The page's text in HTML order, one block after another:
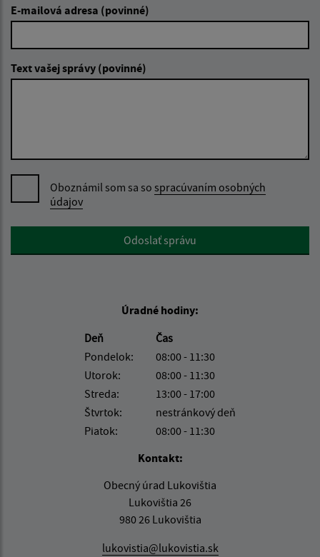
E-mailová adresa (povinné)
Text vašej správy (povinné)
Oboznámil som sa so spracúvaním osobných
údajov
Google reCaptcha ResponseOdoslať správu
Úradné hodiny:
Deň
Čas
Pondelok:
08:00 - 11:30
Utorok:
08:00 - 11:30
Streda:
13:00 - 17:00
Štvrtok:
nestránkový deň
Piatok:
08:00 - 11:30
Kontakt:
Obecný úrad Lukovištia
Lukovištia 26
980 26 Lukovištia
lukovistia@lukovistia.sk